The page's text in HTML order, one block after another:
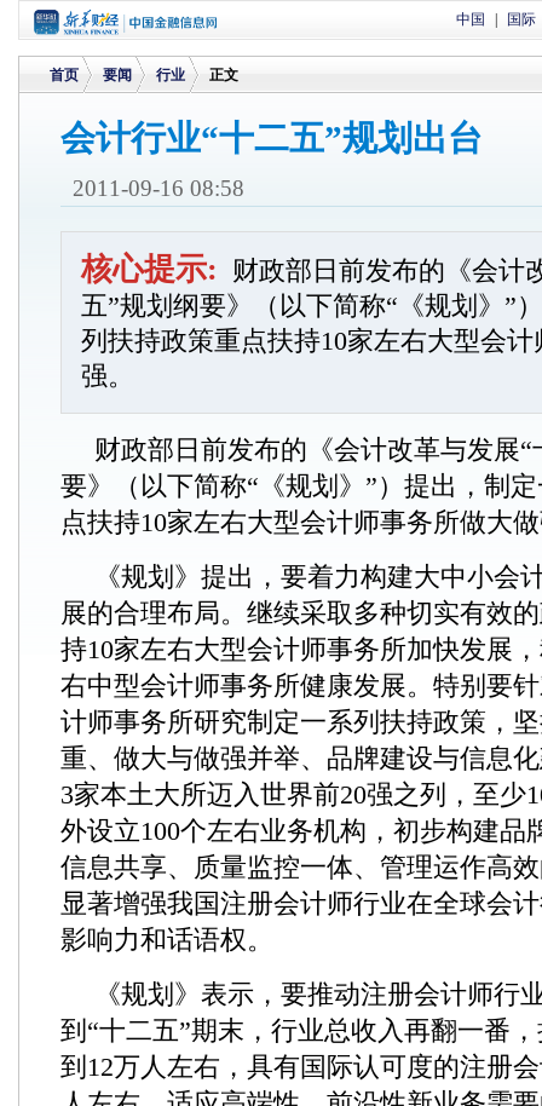
中国 国际
首页
>
要闻
>
行业
>
正文
会计行业“十二五”规划出台
2011-09-16 08:58
核心提示:
财政部日前发布的《会计
五”规划纲要》（以下简称“《规划》”
列扶持政策重点扶持10家左右大型会
强。
财政部日前发布的《会计改革与发展“
要》（以下简称“《规划》”）提出，制
点扶持10家左右大型会计师事务所做大
《规划》提出，要着力构建大中小会
展的合理布局。继续采取多种切实有效
持10家左右大型会计师事务所加快发展
右中型会计师事务所健康发展。特别要
计师事务所研究制定一系列扶持政策，
重、做大与做强并举、品牌建设与信息
3家本土大所迈入世界前20强之列，至少
外设立100个左右业务机构，初步构建品
信息共享、质量监控一体、管理运作高
显著增强我国注册会计师行业在全球会
影响力和话语权。
《规划》表示，要推动注册会计师行
到“十二五”期末，行业总收入再翻一番
到12万人左右，具有国际认可度的注册